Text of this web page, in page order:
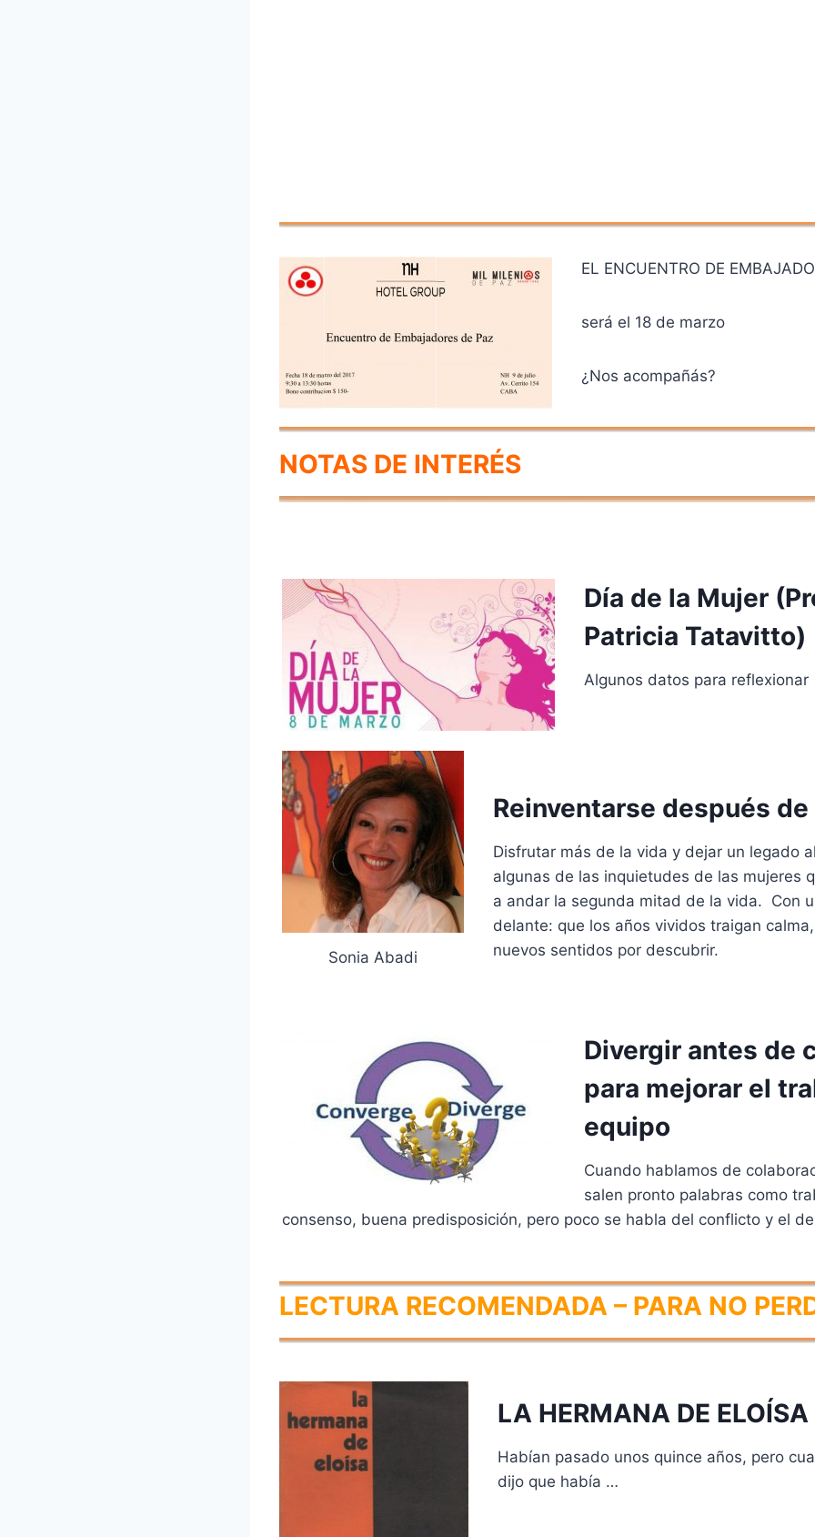
EL ENCUENTRO DE
será el 18 de marzo
¿Nos acompañás?
NOTAS DE INTERÉS
Dí­a de la Mujer
Patricia Tatavitto)
Algunos datos para reflexionar
Sonia Abadi
Reinventarse después
Disfrutar más de la vida y dejar un legado
algunas de las inquietudes de las mujeres
a andar la segunda mitad de la vida. Con
delante: que los años vividos traigan
nuevos sentidos por descubrir.
Divergir antes de
para mejorar el
equipo
Cuando hablamos de
salen pronto palabras como
consenso, buena predisposición, pero poco se habla del conflicto y el
LECTURA RECOMENDADA – PARA NO
LA HERMANA DE ELOÍSA
Habían pasado unos quince años, pero
dijo que había …